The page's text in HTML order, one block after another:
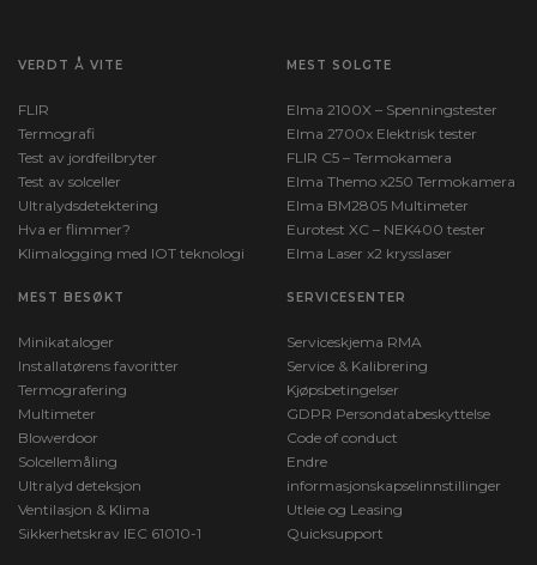
VERDT Å VITE
FLIR
Termografi
Test av jordfeilbryter
Test av solceller
Ultralydsdetektering
Hva er flimmer?
Klimalogging med IOT teknologi
MEST SOLGTE
Elma 2100X – Spenningstester
Elma 2700x Elektrisk tester
FLIR C5 – Termokamera
Elma Themo x250 Termokamera
Elma BM2805 Multimeter
Eurotest XC – NEK400 tester
Elma Laser x2 krysslaser
MEST BESØKT
Minikataloger
Installatørens favoritter
Termografering
Multimeter
Blowerdoor
Solcellemåling
Ultralyd deteksjon
Ventilasjon & Klima
Sikkerhetskrav IEC 61010-1
SERVICESENTER
Serviceskjema RMA
Service & Kalibrering
Kjøpsbetingelser
GDPR Persondatabeskyttelse
Code of conduct
Endre
informasjonskapselinnstillinger
Utleie og Leasing
Quicksupport